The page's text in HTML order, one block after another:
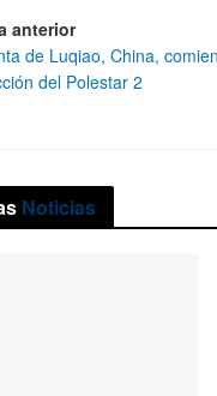
anterior
de Luqiao, China,
del Polestar 2
Noticias